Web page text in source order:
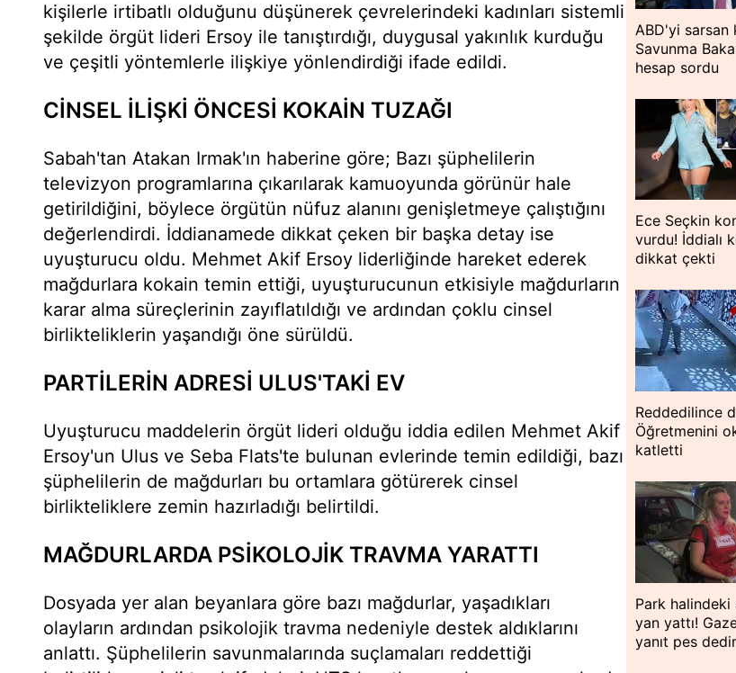
kişilerle irtibatlı olduğunu düşünerek çevrelerindeki kadınları sistemli
şekilde örgüt lideri Ersoy ile tanıştırdığı, duygusal yakınlık kurduğu
ve çeşitli yöntemlerle ilişkiye yönlendirdiği ifade edildi.
CİNSEL İLİŞKİ ÖNCESİ KOKAİN TUZAĞI
Sabah'tan Atakan Irmak'ın haberine göre; Bazı şüphelilerin
televizyon programlarına çıkarılarak kamuoyunda görünür hale
getirildiğini, böylece örgütün nüfuz alanını genişletmeye çalıştığını
değerlendirdi. İddianamede dikkat çeken bir başka detay ise
uyuşturucu oldu. Mehmet Akif Ersoy liderliğinde hareket ederek
mağdurlara kokain temin ettiği, uyuşturucunun etkisiyle mağdurların
karar alma süreçlerinin zayıflatıldığı ve ardından çoklu cinsel
birlikteliklerin yaşandığı öne sürüldü.
PARTİLERİN ADRESİ ULUS'TAKİ EV
Uyuşturucu maddelerin örgüt lideri olduğu iddia edilen Mehmet Akif
Ersoy'un Ulus ve Seba Flats'te bulunan evlerinde temin edildiği, bazı
şüphelilerin de mağdurları bu ortamlara götürerek cinsel
birlikteliklere zemin hazırladığı belirtildi.
MAĞDURLARDA PSİKOLOJİK TRAVMA YARATTI
Dosyada yer alan beyanlara göre bazı mağdurlar, yaşadıkları
olayların ardından psikolojik travma nedeniyle destek aldıklarını
anlattı. Şüphelilerin savunmalarında suçlamaları reddettiği
ABD'yi sarsan
Savunma
hesap sordu
Ece Seçkin
vurdu! İddialı
dikkat çekti
Reddedilince
Öğretmenini
katletti
Park halindeki
yan yattı!
yanıt pes